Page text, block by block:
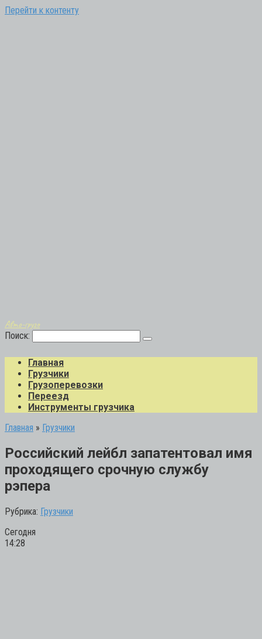
Перейти к контенту
Авто-грузо
Поиск:
Главная
Грузчики
Грузоперевозки
Переезд
Инструменты грузчика
Главная » Грузчики
Российский лейбл запатентовал имя
проходящего срочную службу
рэпера
Рубрика: Грузчики
Сегодня
14:28